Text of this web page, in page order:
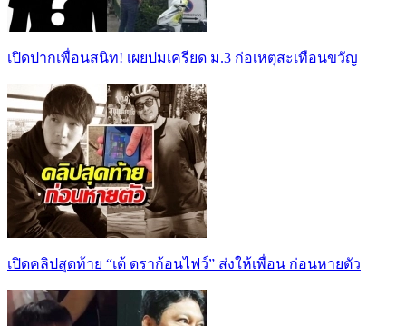
เปิดปากเพื่อนสนิท! เผยปมเครียด ม.3 ก่อเหตุสะเทือนขวัญ
เปิดคลิปสุดท้าย “เต้ ดราก้อนไฟว์” ส่งให้เพื่อน ก่อนหายตัว